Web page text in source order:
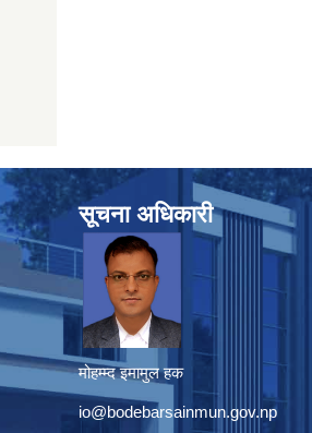
सूचना अधिकारी
मोहम्म्द इमामुल हक
io@bodebarsainmun.gov.np